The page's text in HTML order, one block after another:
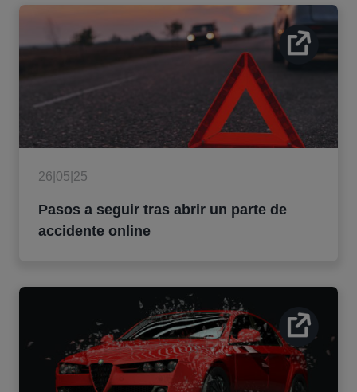
26|05|25
Pasos a seguir tras abrir un parte de
accidente online